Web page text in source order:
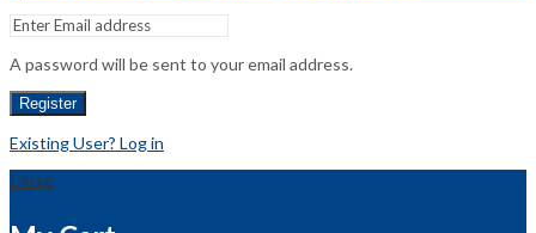
A password will be sent to your email address.
Register
Existing User? Log in
Close